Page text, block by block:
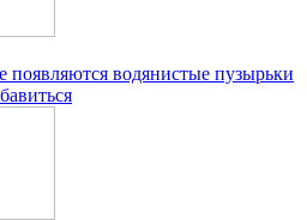
появляются водянистые пузырьки